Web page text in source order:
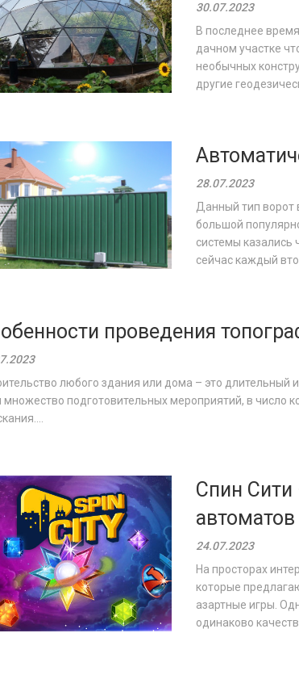
30.07.2023
В последнее
дачном участке
необычных
другие
28.07.2023
Данный тип ворот
большой
системы
сейчас каждый
проведения
любого здания или дома – это длительный
множество подготовительных мероприятий, в число
Спин Сити
автоматов
24.07.2023
На просторах
которые
азартные игры.
одинаково